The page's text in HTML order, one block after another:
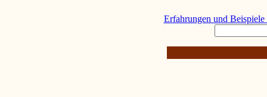
Erfahrungen und Beispiele